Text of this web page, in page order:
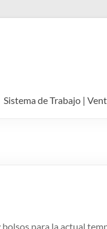
Sistema de Trabajo |
para la actual